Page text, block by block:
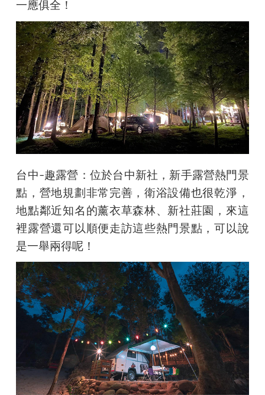
一應俱全！
台中-趣露營 ： 位於台中新社，新手露營熱門景
點，營地規劃非常完善，衛浴設備也很乾淨，
地點鄰近知名的薰衣草森林、新社莊園，來這
裡露營還可以順便走訪這些熱門景點，可以說
是一舉兩得呢！